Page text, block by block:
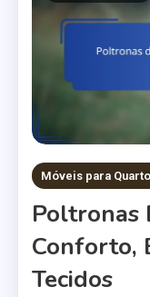
Móveis para
Poltronas
Conforto,
Tecidos